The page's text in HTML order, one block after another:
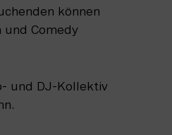
können
und Comedy
und DJ-Kollektiv